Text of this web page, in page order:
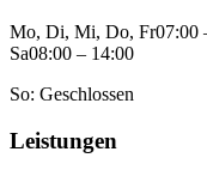
Mo, Di, Mi, Do, Fr07:00
Sa08:00 – 14:00
So: Geschlossen
Leistungen